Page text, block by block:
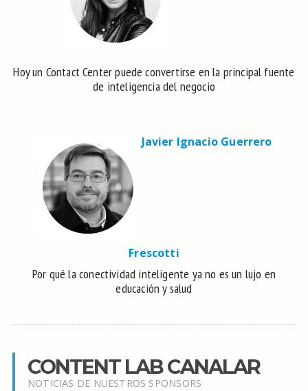
Hoy un Contact Center puede convertirse en la principal fuente
de inteligencia del negocio
Javier Ignacio Guerrero
Frescotti
Por qué la conectividad inteligente ya no es un lujo en
educación y salud
CONTENT LAB CANALAR
NOTICIAS DE NUESTROS SPONSORS